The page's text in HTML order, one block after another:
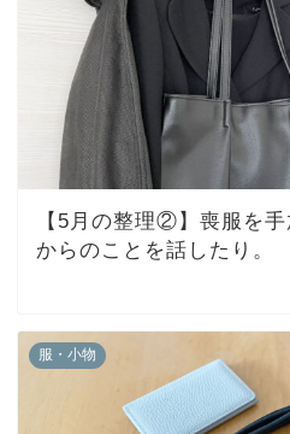
【5月の整理②】喪服を
からのことを話したり。
服・小物